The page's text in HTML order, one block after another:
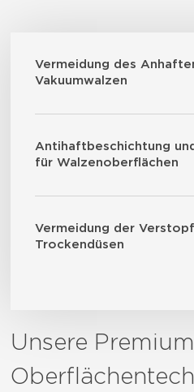
Vermeidung des
Vakuumwalzen
Antihaftbeschichtung
für Walzenoberflächen
Vermeidung der
Trockendüsen
Unsere